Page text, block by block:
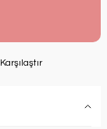
Karşılaştır